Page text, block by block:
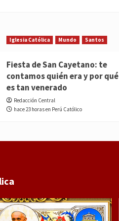
Iglesia Católica Mundo Santos
Fiesta de San Cayetano: te
contamos quién era y por qué
es tan venerado
Redacción Central
hace 23 horas en Perú Católico